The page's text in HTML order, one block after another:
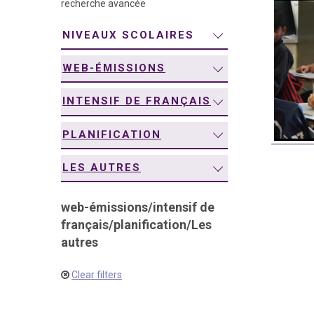
recherche avancée
NIVEAUX SCOLAIRES
WEB-ÉMISSIONS
INTENSIF DE FRANÇAIS
PLANIFICATION
LES AUTRES
web-émissions/intensif de
français/planification/Les
autres
Clear filters